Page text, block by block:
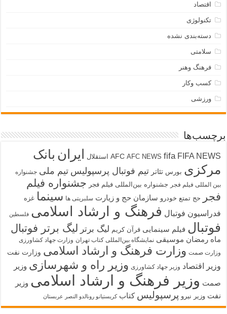
اقتصاد
تکنولوژی
دسته‌بندی نشده
سلامتی
فرهنگ وهنر
کسب وکار
ورزشی
برچسب‌ها
AFC AFC NEWS fifa FIFA NEWS استقلال ایران بانک
مرکزی بورس تئاتر تیم فوتبال پرسپولیس تیم ملی جشنواره
بین المللی فیلم فجر جشنواره بین‌المللی فیلم فجر جشنواره فیلم
فجر
حج تمتع خودرو سازمان حج و زیارت سلبریتی ها سینما غزه
فدراسیون فوتبال فرهنگ و ارشاد اسلامی فلسطین
فوتبال فیلم سینمایی قرآن کریم لیگ برتر لیگ برتر فوتبال
ماه رمضان موسیقی نمایشگاه بین‌المللی کتاب تهران وزارت جهاد کشاورزی
وزارت صمت وزارت فرهنگ و ارشاد اسلامی وزارت نفت
وزیر اقتصاد وزیر جهاد کشاورزی وزیر راه و شهرسازی وزیر
صمت وزیر فرهنگ و ارشاد اسلامی وزیر
نفت وزیر نیرو پرسپولیس کتاب کریستیانو رونالدو النصر عربستان